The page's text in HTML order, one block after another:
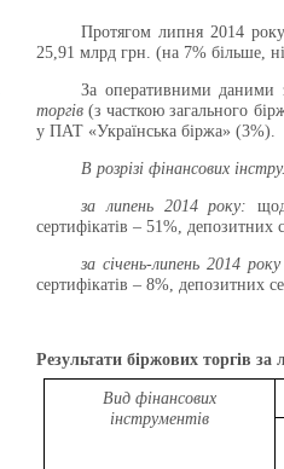
Протягом липня 2014
25,91 млрд грн. (на 7% більше,
За оперативними даними
торгів (з часткою загального
у ПАТ «Українська біржа» (3%).
В розрізі фінансових
за липень 2014 року:
сертифікатів – 51%, депозитних
за січень-липень 2014 року
сертифікатів – 8%, депозитних
Результати біржових торгів за
Вид фінансових
інструментів